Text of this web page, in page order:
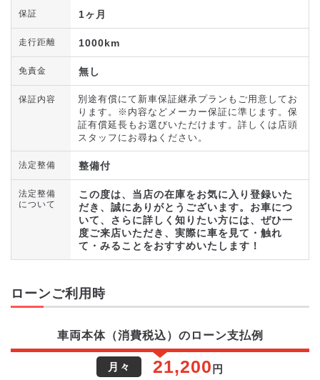
保証 1ヶ月
走行距離 1000km
免責金 無し
保証内容
別途有償にて新車保証継承プランもご用意してお
ります。※内容などメーカー保証に準じます。保
証有償延長もお選びいただけます。詳しくは店頭
スタッフにお尋ねください。
法定整備 整備付
法定整備
について
この度は、当店の在庫をお気に入り登録いた
だき、誠にありがとうございます。お車につ
いて、さらに詳しく知りたい方には、ぜひ一
度ご来店いただき、実際に車を見て・触れ
て・みることをおすすめいたします！
ローンご利用時
車両本体（消費税込）のローン支払例
月々 21,200 円